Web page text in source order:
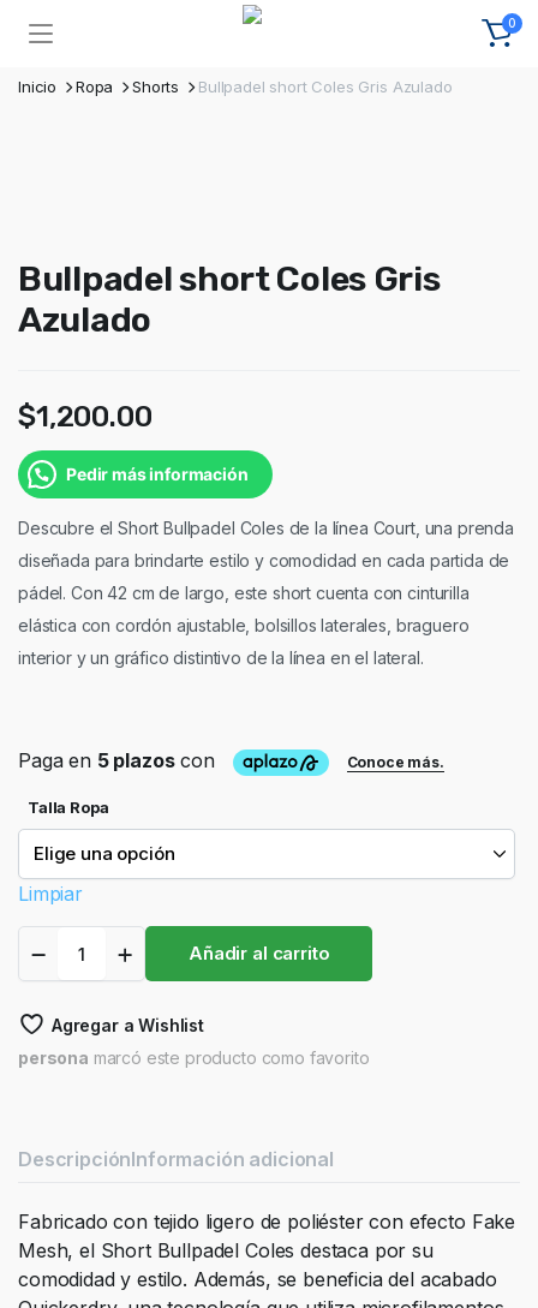
0
Inicio Ropa Shorts Bullpadel short Coles Gris Azulado
Bullpadel short Coles Gris
Azulado
$1,200.00
Pedir más información
Descubre el Short Bullpadel Coles de la línea Court, una prenda
diseñada para brindarte estilo y comodidad en cada partida de
pádel. Con 42 cm de largo, este short cuenta con cinturilla
elástica con cordón ajustable, bolsillos laterales, braguero
interior y un gráfico distintivo de la línea en el lateral.
Talla Ropa
Limpiar
short
Coles
Azulado
quantity
Añadir al carrito
Agregar a Wishlist
persona marcó este producto como favorito
DescripciónInformación adicional
Fabricado con tejido ligero de poliéster con efecto Fake
Mesh, el Short Bullpadel Coles destaca por su
comodidad y estilo. Además, se beneficia del acabado